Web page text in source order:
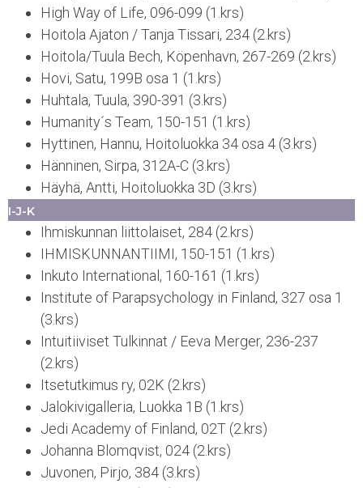
High Way of Life, 096-099 (1.krs)
Hoitola Ajaton / Tanja Tissari, 234 (2.krs)
Hoitola/Tuula Bech, Köpenhavn, 267-269 (2.krs)
Hovi, Satu, 199B osa 1 (1.krs)
Huhtala, Tuula, 390-391 (3.krs)
Humanity´s Team, 150-151 (1.krs)
Hyttinen, Hannu, Hoitoluokka 34 osa 4 (3.krs)
Hänninen, Sirpa, 312A-C (3.krs)
Häyhä, Antti, Hoitoluokka 3D (3.krs)
I-J-K
Ihmiskunnan liittolaiset, 284 (2.krs)
IHMISKUNNANTIIMI, 150-151 (1.krs)
Inkuto International, 160-161 (1.krs)
Institute of Parapsychology in Finland, 327 osa 1
(3.krs)
Intuitiiviset Tulkinnat / Eeva Merger, 236-237
(2.krs)
Itsetutkimus ry, 02K (2.krs)
Jalokivigalleria, Luokka 1B (1.krs)
Jedi Academy of Finland, 02T (2.krs)
Johanna Blomqvist, 024 (2.krs)
Juvonen, Pirjo, 384 (3.krs)